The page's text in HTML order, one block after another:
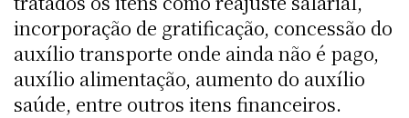
incorporação de gratificação, concessão do
auxílio transporte onde ainda não é pago,
auxílio alimentação, aumento do auxílio
saúde, entre outros itens financeiros.